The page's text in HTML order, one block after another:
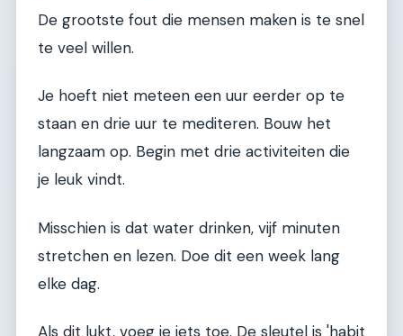
De grootste fout die mensen maken is te snel
te veel willen.
Je hoeft niet meteen een uur eerder op te
staan en drie uur te mediteren. Bouw het
langzaam op. Begin met drie activiteiten die
je leuk vindt.
Misschien is dat water drinken, vijf minuten
stretchen en lezen. Doe dit een week lang
elke dag.
Als dit lukt, voeg je iets toe. De sleutel is 'habit